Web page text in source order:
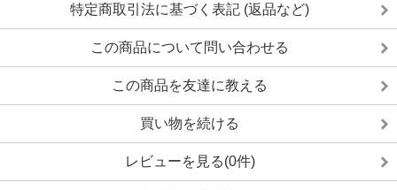
特定商取引法に基づく表記 (返品など)
この商品について問い合わせる
この商品を友達に教える
買い物を続ける
レビューを見る(0件)